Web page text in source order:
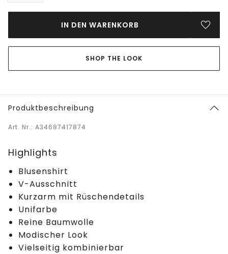
IN DEN WARENKORB
SHOP THE LOOK
Produktbeschreibung
Art. Nr.: A34687417874
Highlights
Blusenshirt
V-Ausschnitt
Kurzarm mit Rüschendetails
Unifarbe
Reine Baumwolle
Modischer Look
Vielseitig kombinierbar